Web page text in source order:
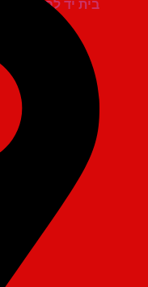
בית יד לבנים אשדוד